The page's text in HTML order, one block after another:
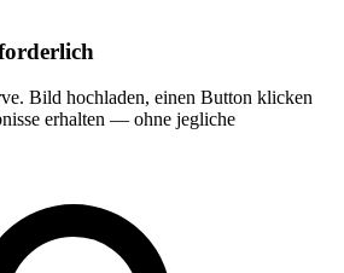
Bild hochladen, einen Button klicken
erhalten — ohne jegliche